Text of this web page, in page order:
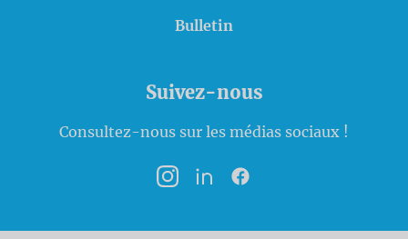
Bulletin
Suivez-nous
Consultez-nous sur les médias sociaux !
InstagramLinkedInFacebook